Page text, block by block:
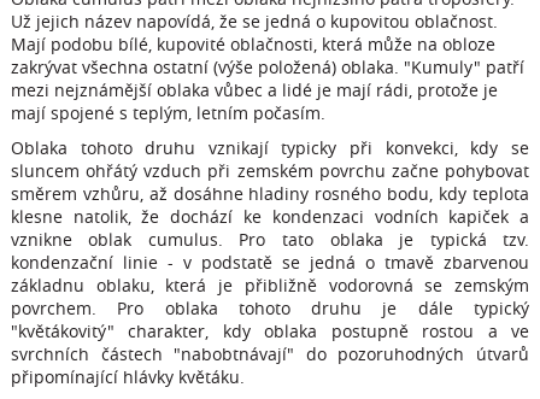
Už jejich název napovídá, že se jedná o kupovitou oblačnost.
Mají podobu bílé, kupovité oblačnosti, která může na obloze
zakrývat všechna ostatní (výše položená) oblaka. "Kumuly" patří
mezi nejznámější oblaka vůbec a lidé je mají rádi, protože je
mají spojené s teplým, letním počasím.
Oblaka tohoto druhu vznikají typicky při konvekci, kdy se
sluncem ohřátý vzduch při zemském povrchu začne pohybovat
směrem vzhůru, až dosáhne hladiny rosného bodu, kdy teplota
klesne natolik, že dochází ke kondenzaci vodních kapiček a
vznikne oblak cumulus. Pro tato oblaka je typická tzv.
kondenzační linie - v podstatě se jedná o tmavě zbarvenou
základnu oblaku, která je přibližně vodorovná se zemským
povrchem. Pro oblaka tohoto druhu je dále typický
"květákovitý" charakter, kdy oblaka postupně rostou a ve
svrchních částech "nabobtnávají" do pozoruhodných útvarů
připomínající hlávky květáku.